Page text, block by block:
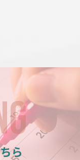
ら